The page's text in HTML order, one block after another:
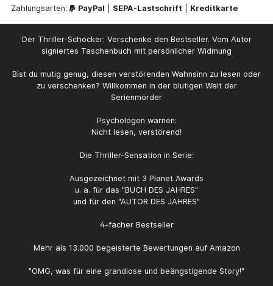
Der erste Fall für Polizeipsychologin Dr. Juliane
Klawitter und Hauptkommissar Falk Bachmann, der
nicht nur gegen einen Psychopathen, sondern
auch gegen seine eigene Vergangenheit
ankämpft.Leserstimmen zum Buch:»Lest es und
bei der nichts ist, wie es scheint. […] Für mich
definitiv ein Highlight des Jahres. Ein Thriller, der
so einiges zu bieten. [...] Taucht ab und holt tief
Uhlemann)»Mit sehr detailreicher, anschaulicher
Sprache, packt der Autor sämtliche menschliche
sein könnte […] Bis jetzt mein Thriller-Highlight
Traumtänzerin)»Spannung pur […] Ein Buch, das in
Erinnerung bleibt.« (Dagmar L.)»Das Buch ist der
absolute Wahnsinn, die Geschichte, die
(Nordlicht69)»Dieser Thriller ist wirklich grandios.
jeder Herzsprung, den ich bisher gelesen habe -
einfach richtig gut geschrieben.« (Kathy)»Das
Schluß war es spannend. Viele Emotionen und
Zahlungsarten: PayPal SEPA-Lastschrift Kreditkarte
Der Thriller-Schocker: Verschenke den Bestseller. Vom Autor
signiertes Taschenbuch mit persönlicher Widmung
Bist du mutig genug, diesen verstörenden Wahnsinn zu lesen oder
zu verschenken? Willkommen in der blutigen Welt der
Serienmörder
Psychologen warnen:
Nicht lesen, verstörend!
Die Thriller-Sensation in Serie:
Ausgezeichnet mit 3 Planet Awards
u. a. für das "BUCH DES JAHRES"
und für den "AUTOR DES JAHRES"
4-facher Bestseller
Mehr als 13.000 begeisterte Bewertungen auf Amazon
"OMG, was für eine grandiose und beängstigende Story!"